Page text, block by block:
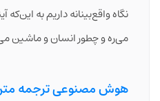
نگاه واقع‌بینانه داریم به
می‌ره و چطور انسان و ماشین
هوش مصنوعی ترجمه